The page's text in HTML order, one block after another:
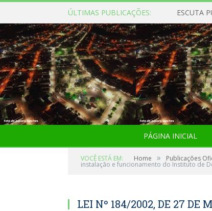
ÚLTIMAS PUBLICAÇÕES: ESCUTA
PÁGINA INICIAL
VOCÊ ESTÁ EM: Home » Publicações
instalação e funcionamento do Instituto de
LEI Nº 184/2002, DE 27 DE